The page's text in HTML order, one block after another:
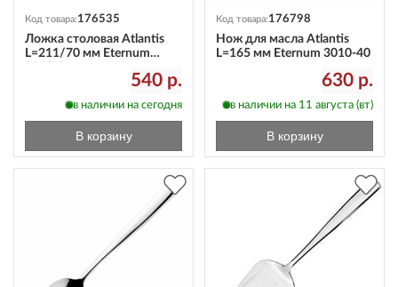
Код товара:176535
Ложка столовая Atlantis
L=211/70 мм Eternum
540 р.
в наличии на сегодня
В корзину
Код товара:176798
Нож для масла Atlantis
L=165 мм Eternum 3010-40
630 р.
в наличии на 11 августа (вт)
В корзину